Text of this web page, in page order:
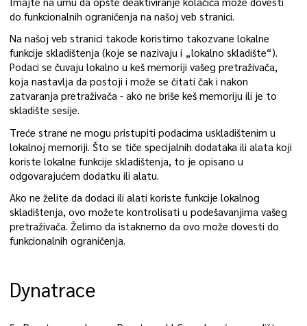
do funkcionalnih ograničenja na našoj veb stranici.
Na našoj veb stranici takođe koristimo takozvane lokalne
funkcije skladištenja (koje se nazivaju i „lokalno skladište“).
Podaci se čuvaju lokalno u keš memoriji vašeg pretraživača,
koja nastavlja da postoji i može se čitati čak i nakon
zatvaranja pretraživača - ako ne briše keš memoriju ili je to
skladište sesije.
Treće strane ne mogu pristupiti podacima uskladištenim u
lokalnoj memoriji. Što se tiče specijalnih dodataka ili alata koji
koriste lokalne funkcije skladištenja, to je opisano u
odgovarajućem dodatku ili alatu.
Ako ne želite da dodaci ili alati koriste funkcije lokalnog
skladištenja, ovo možete kontrolisati u podešavanjima vašeg
pretraživača. Želimo da istaknemo da ovo može dovesti do
funkcionalnih ograničenja.
Dynatrace